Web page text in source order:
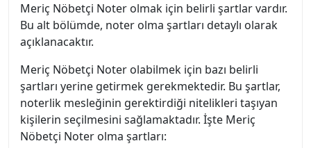
Meriç Nöbetçi Noter olmak için belirli şartlar vardır.
Bu alt bölümde, noter olma şartları detaylı olarak
açıklanacaktır.
Meriç Nöbetçi Noter olabilmek için bazı belirli
şartları yerine getirmek gerekmektedir. Bu şartlar,
noterlik mesleğinin gerektirdiği nitelikleri taşıyan
kişilerin seçilmesini sağlamaktadır. İşte Meriç
Nöbetçi Noter olma şartları: